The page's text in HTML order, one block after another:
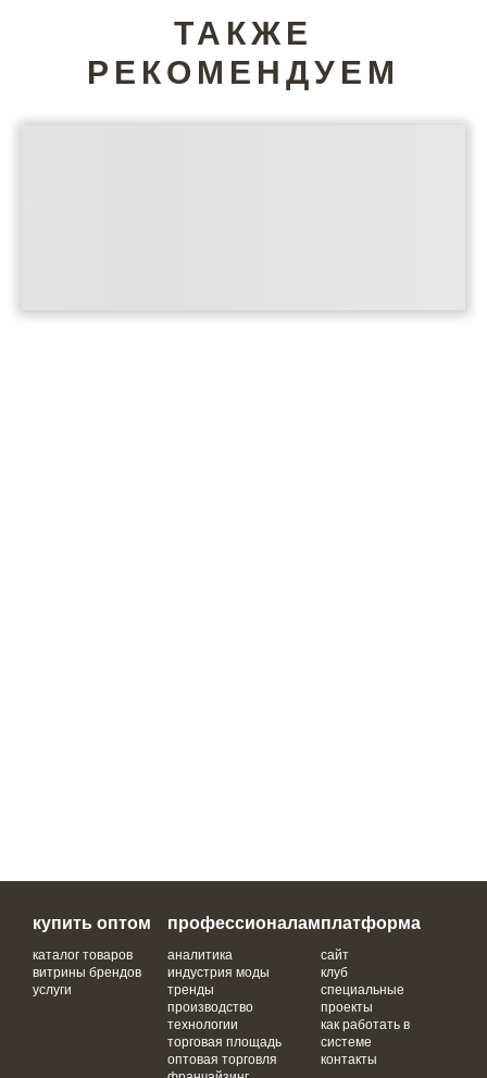
ТАКЖЕ
РЕКОМЕНДУЕМ
купить оптом
каталог товаров
витрины брендов
услуги
профессионалам
аналитика
индустрия моды
тренды
производство
технологии
торговая площадь
оптовая торговля
платформа
сайт
клуб
специальные
проекты
как работать в
системе
контакты